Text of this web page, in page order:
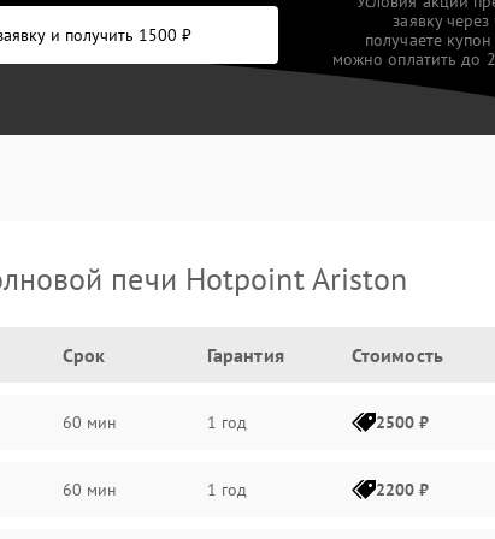
и получить 1500 ₽
заявку
получаете
можно оплатить до
печи Hotpoint Ariston
Срок Гарантия Стоимость
60 мин 1 год 2500 ₽
60 мин 1 год 2200 ₽